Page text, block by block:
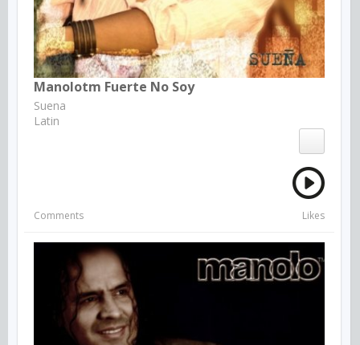
Manolotm Fuerte No Soy
Suena
Latin
Comments Likes